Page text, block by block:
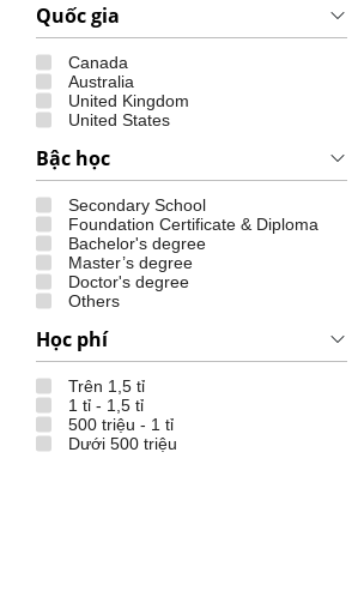
Quốc gia
Canada
Australia
United Kingdom
United States
Bậc học
Secondary School
Foundation Certificate & Diploma
Bachelor's degree
Master’s degree
Doctor's degree
Others
Học phí
Trên 1,5 tỉ
1 tỉ - 1,5 tỉ
500 triệu - 1 tỉ
Dưới 500 triệu